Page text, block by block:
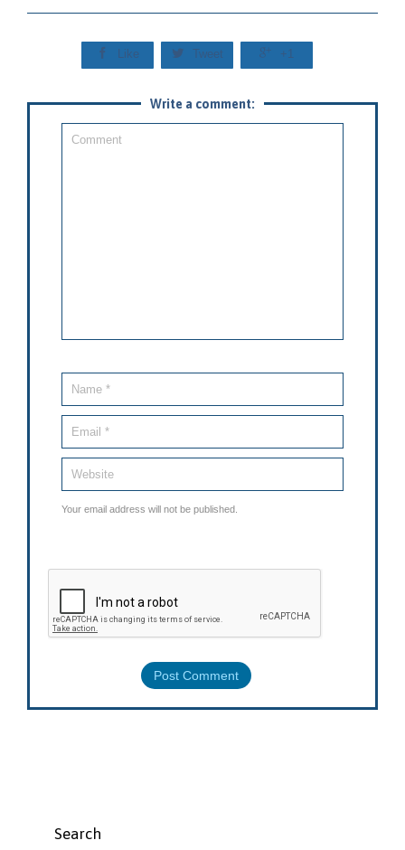
 Like  Tweet  +1
Write a comment:
Your email address will not be published.
Search